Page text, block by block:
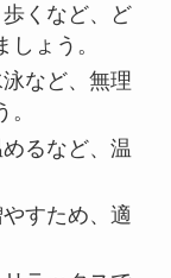
くなど、ど
ょう。
など、無理
るなど、温
すため、適